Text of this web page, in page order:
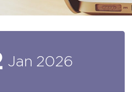
Jan 2026